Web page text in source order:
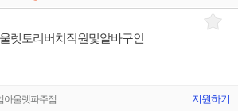
렛토리버치직원및알바구인
아울렛파주점 지원하기